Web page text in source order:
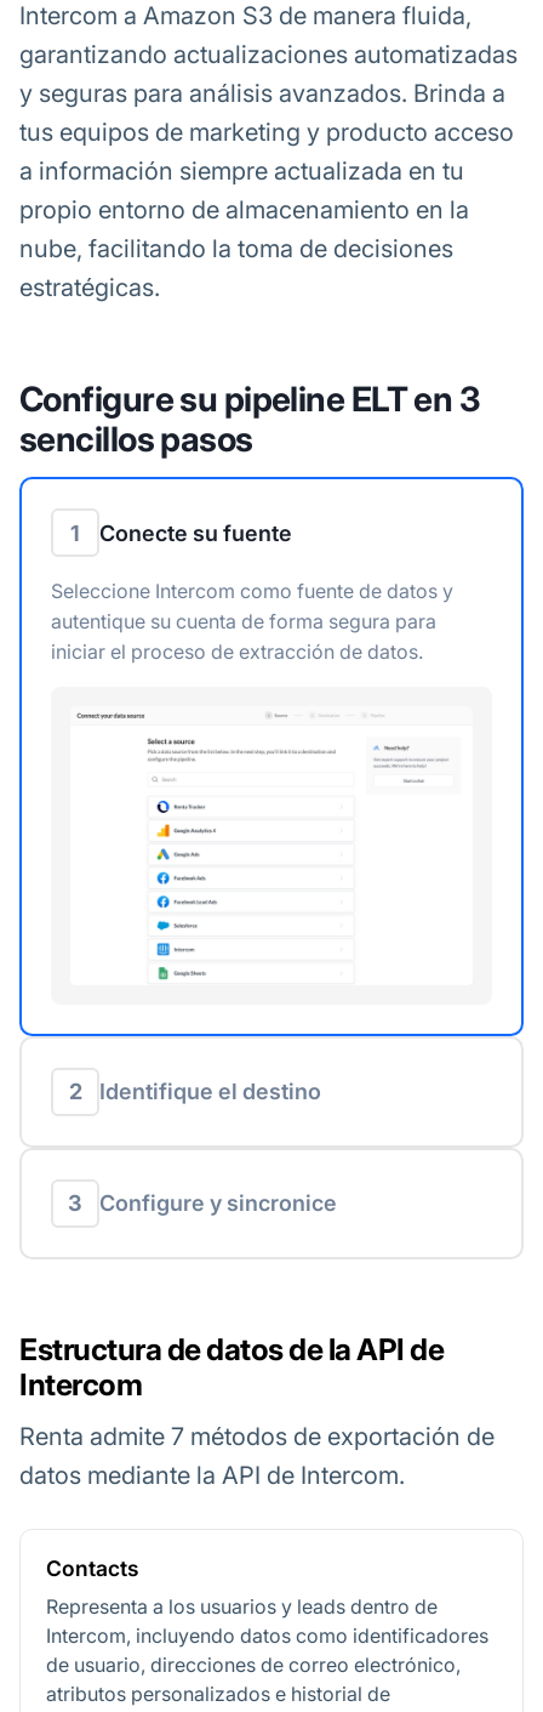
Intercom a Amazon S3 de manera fluida,
garantizando actualizaciones automatizadas
y seguras para análisis avanzados. Brinda a
tus equipos de marketing y producto acceso
a información siempre actualizada en tu
propio entorno de almacenamiento en la
nube, facilitando la toma de decisiones
estratégicas.
Configure su pipeline ELT en 3
sencillos pasos
1 Conecte su fuente
Seleccione Intercom como fuente de datos y
autentique su cuenta de forma segura para
iniciar el proceso de extracción de datos.
2 Identifique el destino
3 Configure y sincronice
Estructura de datos de la API de
Intercom
Renta admite 7 métodos de exportación de
datos mediante la API de Intercom.
Contacts
Representa a los usuarios y leads dentro de
Intercom, incluyendo datos como identificadores
de usuario, direcciones de correo electrónico,
atributos personalizados e historial de